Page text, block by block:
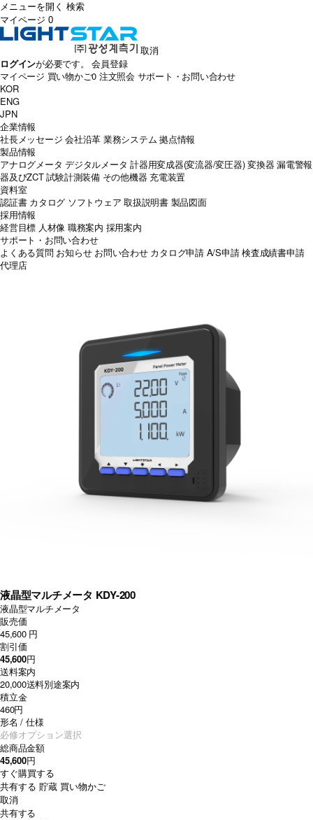
メニューを開く 検索
マイページ 0
取消
ログインが必要です。
会員登録
マイページ 買い物かご0 注文照会 サポート・お問い合わせ
KOR
ENG
JPN
企業情報
社長メッセージ 会社沿革 業務システム 拠点情報
製品情報
アナログメータ デジタルメータ 計器用変成器(変流器/変圧器)変換器 漏電警報
器及びZCT試験計測装備 その他機器 充電装置
資料室
認証書 カタログ ソフトウェア 取扱説明書 製品図面
採用情報
経営目標 人材像 職務案内 採用案内
サポート・お問い合わせ
よくある質問 お知らせ お問い合わせ カタログ申請 A/S申請検査成績書申請
代理店
液晶型マルチメータ KDY-200
液晶型マルチメータ
販売価
45,600 円
割引価
45,600円
送料案内
20,000送料別途案内
積立金
460円
形名 / 仕様
総商品金額
45,600円
すぐ購買する
共有する 貯蔵 買い物かご
取消
共有する